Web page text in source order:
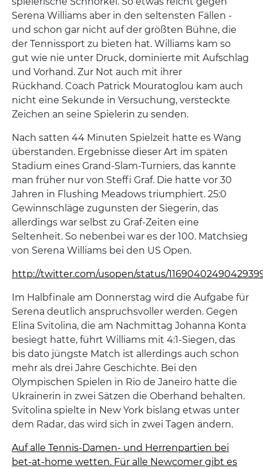
Serena Williams aber in den seltensten Fällen -
und schon gar nicht auf der größten Bühne, die
der Tennissport zu bieten hat. Williams kam so
gut wie nie unter Druck, dominierte mit Aufschlag
und Vorhand. Zur Not auch mit ihrer
Rückhand. Coach Patrick Mouratoglou kam auch
nicht eine Sekunde in Versuchung, versteckte
Zeichen an seine Spielerin zu senden.
Nach satten 44 Minuten Spielzeit hatte es Wang
überstanden. Ergebnisse dieser Art im späten
Stadium eines Grand-Slam-Turniers, das kannte
man früher nur von Steffi Graf. Die hatte vor 30
Jahren in Flushing Meadows triumphiert. 25:0
Gewinnschläge zugunsten der Siegerin, das
allerdings war selbst zu Graf-Zeiten eine
Seltenheit. So nebenbei war es der 100. Matchsieg
von Serena Williams bei den US Open.
http://twitter.com/usopen/status/
Im Halbfinale am Donnerstag wird die Aufgabe für
Serena deutlich anspruchsvoller werden. Gegen
Elina Svitolina, die am Nachmittag Johanna Konta
besiegt hatte, führt Williams mit 4:1-Siegen, das
bis dato jüngste Match ist allerdings auch schon
mehr als drei Jahre Geschichte. Bei den
Olympischen Spielen in Rio de Janeiro hatte die
Ukrainerin in zwei Sätzen die Oberhand behalten.
Svitolina spielte in New York bislang etwas unter
dem Radar, das wird sich in zwei Tagen ändern.
Auf alle Tennis-Damen- und Herrenpartien bei
bet-at-home wetten. Für alle Newcomer gibt es